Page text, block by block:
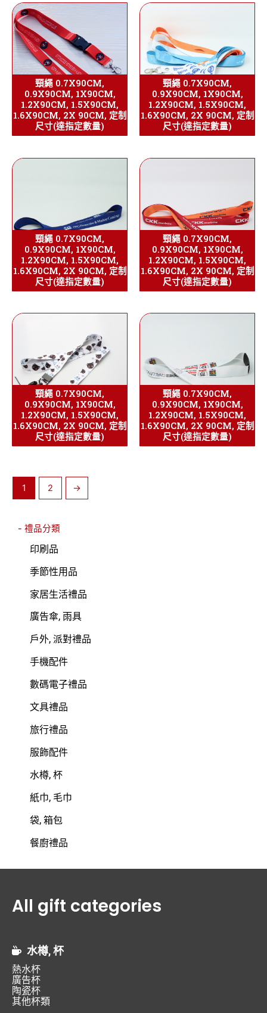
- 禮品分類
印刷品
季節性用品
家居生活禮品
廣告傘, 雨具
戶外, 派對禮品
手機配件
數碼電子禮品
文具禮品
旅行禮品
服飾配件
水樽, 杯
紙巾, 毛巾
袋, 箱包
餐廚禮品
頸繩 0.7X90CM,
0.9X90CM, 1X90CM,
1.2X90CM, 1.5X90CM,
1.6X90CM, 2X 90CM, 定制
尺寸(達指定數量)
頸繩 0.7X90CM,
0.9X90CM, 1X90CM,
1.2X90CM, 1.5X90CM,
1.6X90CM, 2X 90CM, 定制
尺寸(達指定數量)
頸繩 0.7X90CM,
0.9X90CM, 1X90CM,
1.2X90CM, 1.5X90CM,
1.6X90CM, 2X 90CM, 定制
尺寸(達指定數量)
頸繩 0.7X90CM,
0.9X90CM, 1X90CM,
1.2X90CM, 1.5X90CM,
1.6X90CM, 2X 90CM, 定制
尺寸(達指定數量)
頸繩 0.7X90CM,
0.9X90CM, 1X90CM,
1.2X90CM, 1.5X90CM,
1.6X90CM, 2X 90CM, 定制
尺寸(達指定數量)
頸繩 0.7X90CM,
0.9X90CM, 1X90CM,
1.2X90CM, 1.5X90CM,
1.6X90CM, 2X 90CM, 定制
尺寸(達指定數量)
1 2 →
All gift categories
水樽, 杯
熱水杯
廣告杯
陶瓷杯
其他杯類